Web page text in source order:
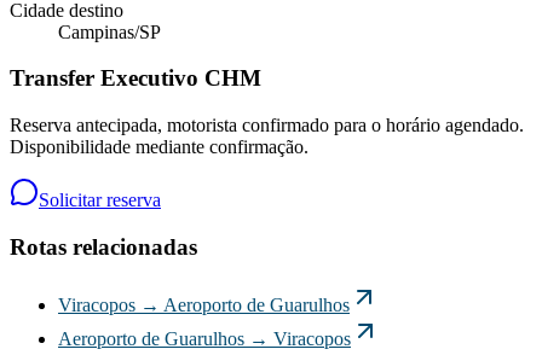
Cidade destino
Campinas/SP
Transfer Executivo CHM
Reserva antecipada, motorista confirmado para o horário agendado.
Disponibilidade mediante confirmação.
Solicitar reserva
Rotas relacionadas
Viracopos → Aeroporto de Guarulhos
Aeroporto de Guarulhos → Viracopos